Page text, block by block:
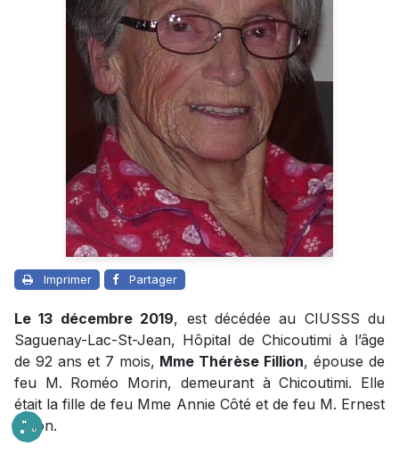
Imprimer Partager
Le 13 décembre 2019, est décédée au CIUSSS du
Saguenay-Lac-St-Jean, Hôpital de Chicoutimi à l’âge
de 92 ans et 7 mois, Mme Thérèse Fillion, épouse de
feu M. Roméo Morin, demeurant à Chicoutimi. Elle
était la fille de feu Mme Annie Côté et de feu M. Ernest
Fillion.